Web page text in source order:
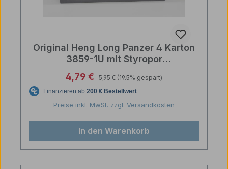
Original Heng Long Panzer 4 Karton
3859-1U mit Styropor
Verkaufspreis:
4,79 € Regulärer Preis:
5,95 € (19.5% gespart)
Preise inkl. MwSt. zzgl. Versandkosten
In den Warenkorb